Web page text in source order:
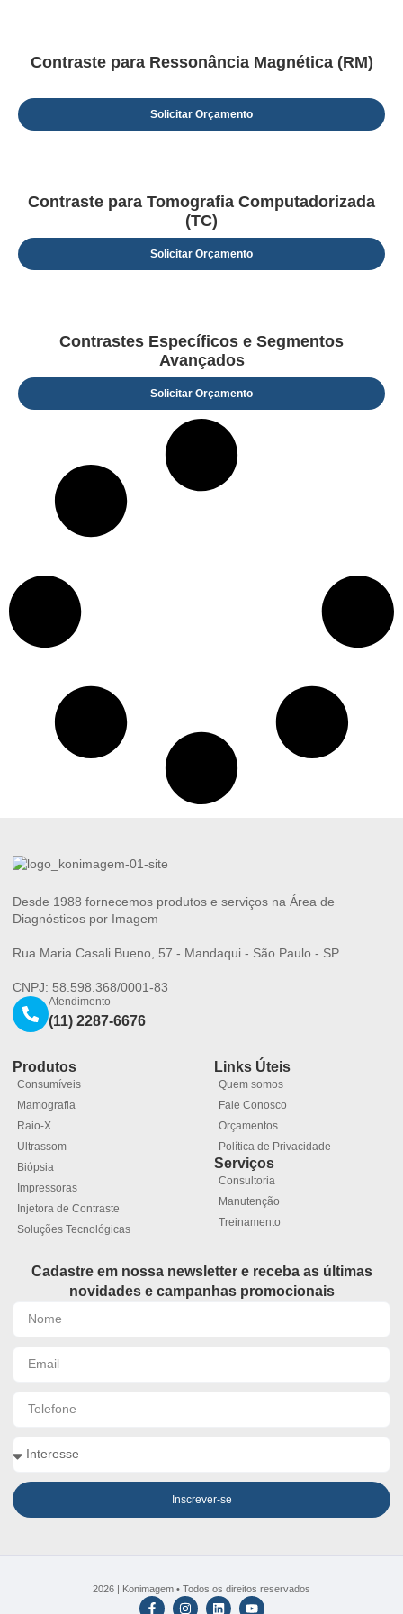
Contraste para Ressonância Magnética (RM)
Solicitar Orçamento
Contraste para Tomografia Computadorizada
(TC)
Solicitar Orçamento
Contrastes Específicos e Segmentos
Avançados
Solicitar Orçamento
Desde 1988 fornecemos produtos e serviços na Área de
Diagnósticos por Imagem
Rua Maria Casali Bueno, 57 - Mandaqui - São Paulo - SP.
CNPJ: 58.598.368/0001-83
Atendimento
(11) 2287-6676
Produtos
Consumíveis
Mamografia
Raio-X
Ultrassom
Biópsia
Impressoras
Injetora de Contraste
Soluções Tecnológicas
Links Úteis
Quem somos
Fale Conosco
Orçamentos
Política de Privacidade
Serviços
Consultoria
Manutenção
Treinamento
Cadastre em nossa newsletter e receba as últimas
novidades e campanhas promocionais
Inscrever-se
2026 | Konimagem • Todos os direitos reservados